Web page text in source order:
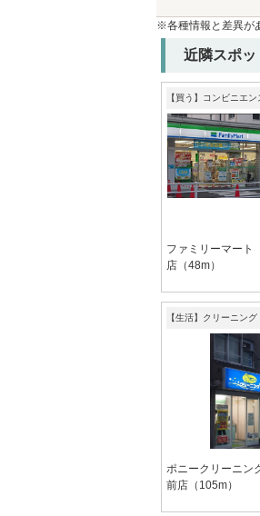
※各種情報と差異が
近隣スポッ
【買う】コンビニエ
ファミリーマー
店（48m）
【生活】クリーニング
ポニークリーニ
前店（105m）